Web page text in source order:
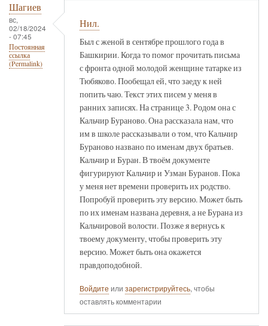
Шагиев
вс,
02/18/2024
- 07:45
Постоянная
ссылка
(Permalink)
Нил.
Был с женой в сентябре прошлого года в
Башкирии. Когда то помог прочитать письма
с фронта одной молодой женщине татарке из
Тюбяково. Пообещал ей, что заеду к ней
попить чаю. Текст этих писем у меня в
ранних записях. На странице 3. Родом она с
Кальчир Бураново. Она рассказала нам, что
им в школе рассказывали о том, что Кальчир
Бураново названо по именам двух братьев.
Кальчир и Буран. В твоём документе
фигурируют Кальчир и Узман Буранов. Пока
у меня нет времени проверить их родство.
Попробуй проверить эту версию. Может быть
по их именам названа деревня, а не Бурана из
Кальчировой волости. Позже я вернусь к
твоему документу, чтобы проверить эту
версию. Может быть она окажется
правдоподобной.
Войдите или зарегистрируйтесь, чтобы
оставлять комментарии